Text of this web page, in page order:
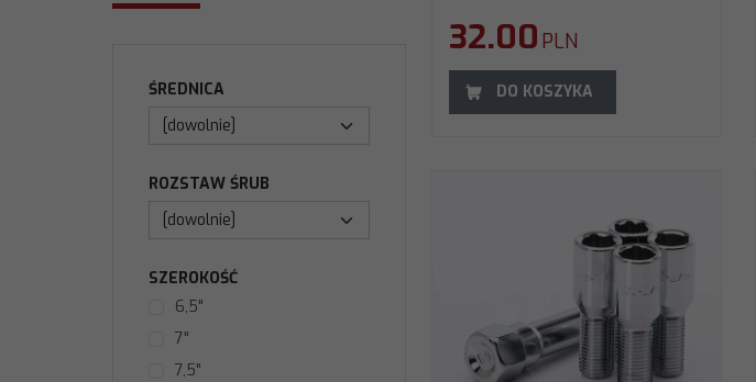
32.00 PLN
DO KOSZYKA
ŚREDNICA
ROZSTAW ŚRUB
SZEROKOŚĆ
6,5"
7"
7,5"